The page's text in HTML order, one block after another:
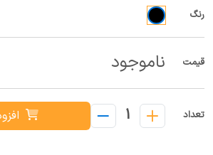
رنگ
قیمت ناموجود
تعداد 1